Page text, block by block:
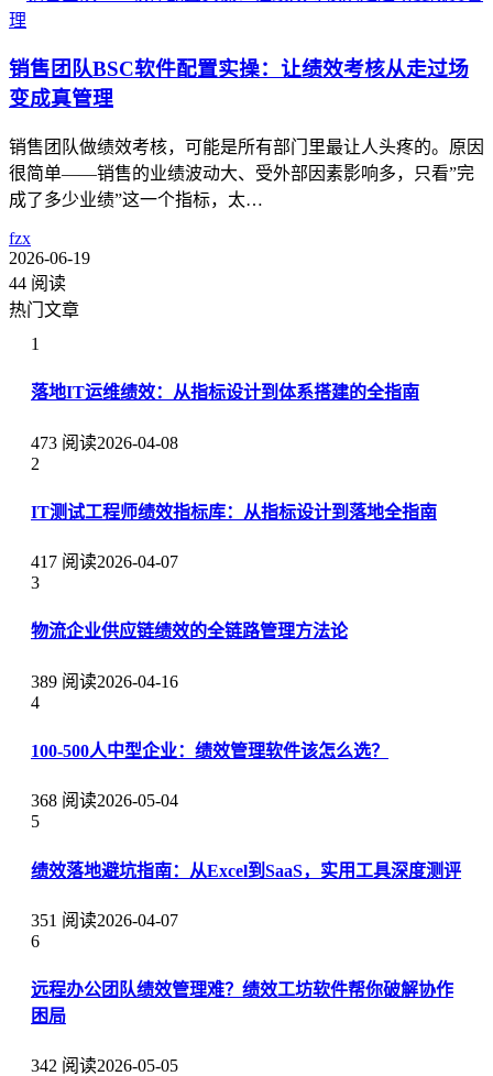
销售团队BSC软件配置实操：让绩效考核从走过场
变成真管理
销售团队做绩效考核，可能是所有部门里最让人头疼的。原因
很简单——销售的业绩波动大、受外部因素影响多，只看”完
成了多少业绩”这一个指标，太…
fzx
2026-06-19
44 阅读
热门文章
1
落地IT运维绩效：从指标设计到体系搭建的全指南
473 阅读2026-04-08
2
IT测试工程师绩效指标库：从指标设计到落地全指南
417 阅读2026-04-07
3
物流企业供应链绩效的全链路管理方法论
389 阅读2026-04-16
4
100-500人中型企业：绩效管理软件该怎么选？
368 阅读2026-05-04
5
绩效落地避坑指南：从Excel到SaaS，实用工具深度测评
351 阅读2026-04-07
6
远程办公团队绩效管理难？绩效工坊软件帮你破解协作
困局
342 阅读2026-05-05